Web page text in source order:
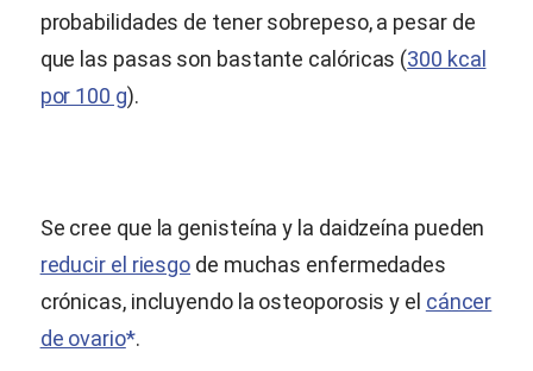
probabilidades de tener sobrepeso, a pesar de
que las pasas son bastante calóricas (300 kcal
por 100 g).
Se cree que la genisteína y la daidzeína pueden
reducir el riesgo de muchas enfermedades
crónicas, incluyendo la osteoporosis y el cáncer
de ovario*.